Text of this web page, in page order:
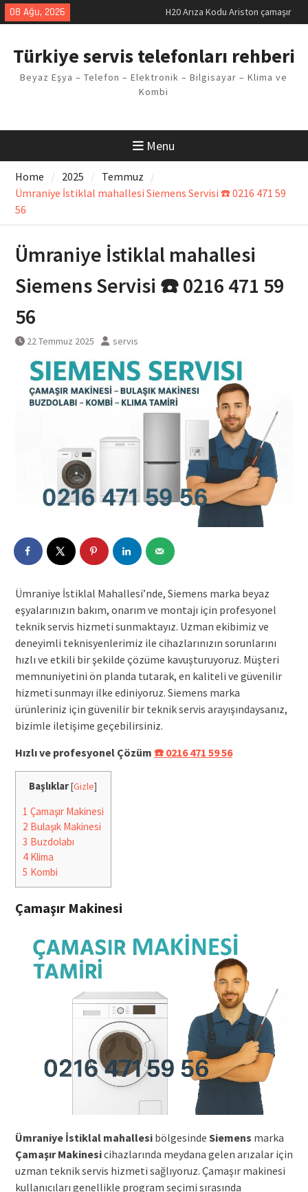
Skip
to
08 Ağu, 2026
LG kombi E2 Arızası Çözümü
Arçelik buzdolabı F5 Hatası
Vaillant çamaşır makinesi E03
Arıza Kodu
Ferroli klima E3 Arızası Çözümü
Türkiye servis telefonları rehberi
Beyaz Eşya – Telefon – Elektronik – Bilgisayar – Klima ve
Kombi
Menu
Home 2025
Temmuz
Ümraniye İstiklal mahallesi Siemens Servisi ☎️ 0216 471 59
56
Ümraniye İstiklal mahallesi
Siemens Servisi ☎️ 0216 471 59
56
22 Temmuz 2025 servis
Ümraniye İstiklal Mahallesi’nde, Siemens marka beyaz
eşyalarınızın bakım, onarım ve montajı için profesyonel
teknik servis hizmeti sunmaktayız. Uzman ekibimiz ve
deneyimli teknisyenlerimiz ile cihazlarınızın sorunlarını
hızlı ve etkili bir şekilde çözüme kavuşturuyoruz. Müşteri
memnuniyetini ön planda tutarak, en kaliteli ve güvenilir
hizmeti sunmayı ilke ediniyoruz. Siemens marka
ürünleriniz için güvenilir bir teknik servis arayışındaysanız,
bizimle iletişime geçebilirsiniz.
Hızlı ve profesyonel Çözüm ☎️ 0216 471 59 56
Başlıklar[Gizle]
1 Çamaşır Makinesi
2 Bulaşık Makinesi
3 Buzdolabı
4Klima
5 Kombi
Çamaşır Makinesi
Ümraniye İstiklal mahallesibölgesinde Siemens marka
Çamaşır Makinesicihazlarında meydana gelen arızalar için
uzman teknik servis hizmeti sağlıyoruz. Çamaşır makinesi
kullanıcıları genellikle program seçimi sırasında